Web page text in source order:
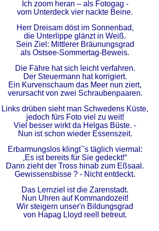
Ich zoom heran – als Fotogag -
vom Unterdeck vier nackte Beine.
Herr Dreisam döst im Sonnenbad,
die Unterlippe glänzt in Weiß.
Sein Ziel: Mittlerer Bräunungsgrad
als Ostsee-Sommertag-Beweis.
Die Fähre hat sich leicht verfahren.
Der Steuermann hat korrigiert.
Ein Kurvenschaum das Meer nun ziert,
verursacht von zwei Schraubenpaaren.
Links drüben sieht man Schwedens Küste,
jedoch fürs Foto viel zu weit!
Viel besser wirkt da Helgas Büste. -
Nun ist schon wieder Essenszeit.
Erbarmungslos klingt`'s täglich viermal:
Es ist bereits für Sie gedeckt!“
Dann zieht der Tross hinab zum Eßsaal.
Gewissensbisse ? - Nicht entdeckt.
Das Lernziel ist die Zarenstadt.
Nun Uhren auf Kommandozeit!
Wir steigern unser'n Bildungsgrad
von Hapag Lloyd reell betreut.